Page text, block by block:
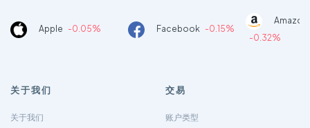
Apple -0.05% Facebook -0.15%
-0.32%
关于我们
关于我们
交易
账户类型